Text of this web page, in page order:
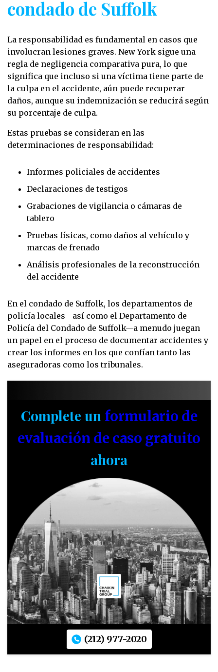
condado de Suffolk
La responsabilidad es fundamental en casos que
involucran lesiones graves. New York sigue una
regla de negligencia comparativa pura, lo que
significa que incluso si una víctima tiene parte de
la culpa en el accidente, aún puede recuperar
daños, aunque su indemnización se reducirá según
su porcentaje de culpa.
Estas pruebas se consideran en las
determinaciones de responsabilidad:
Informes policiales de accidentes
Declaraciones de testigos
Grabaciones de vigilancia o cámaras de
tablero
Pruebas físicas, como daños al vehículo y
marcas de frenado
Análisis profesionales de la reconstrucción
del accidente
En el condado de Suffolk, los departamentos de
policía locales—así como el Departamento de
Policía del Condado de Suffolk—a menudo juegan
un papel en el proceso de documentar accidentes y
crear los informes en los que confían tanto las
aseguradoras como los tribunales.
Complete un formulario de
evaluación de caso gratuito
ahora
(212) 977-2020